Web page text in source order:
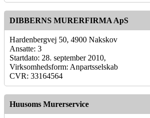
DIBBERNS MURERFIRMA ApS
Hardenbergvej 50, 4900 Nakskov
Ansatte: 3
Startdato: 28. september 2010,
Virksomhedsform: Anpartsselskab
CVR: 33164564
Huusoms Murerservice